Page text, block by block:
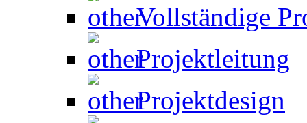
Vollständige
Projektleitung
Projektdesign